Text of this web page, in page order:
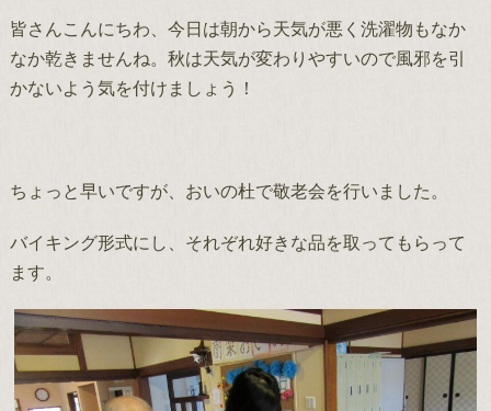
皆さんこんにちわ、今日は朝から天気が悪く洗濯物もなか
なか乾きませんね。秋は天気が変わりやすいので風邪を引
かないよう気を付けましょう！
ちょっと早いですが、おいの杜で敬老会を行いました。
バイキング形式にし、それぞれ好きな品を取ってもらって
ます。